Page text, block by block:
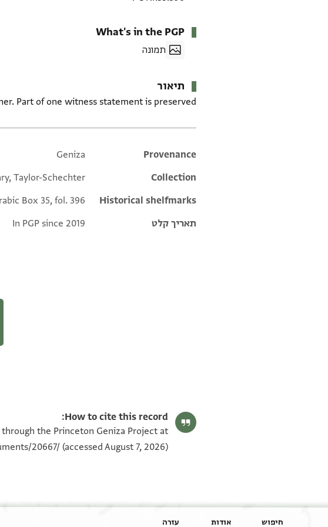
What's in the PGP
תמונה
תיאור
Part of one witness statement is preserved.
Additional metadata
Provenance
Geniza
Collection
Taylor-Schechter
Historical shelfmarks
Box 35, fol. 396
תאריך קלט
In PGP since 2019
How to cite this record:
through the Princeton Geniza Project at
20667/ (accessed August 7, 2026).
חיפוש אודות עזרה